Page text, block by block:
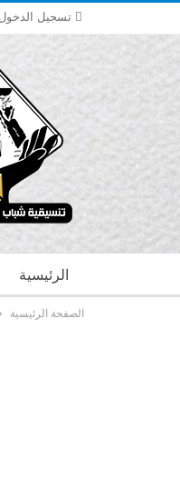
تسجيل الدخول
الرئيسية
الصفحة الرئيسية